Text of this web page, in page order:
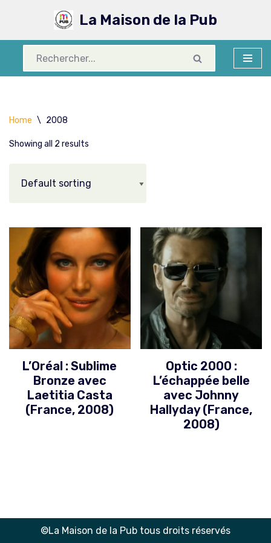
contenu
La Maison de la Pub
Home \ 2008
Showing all 2 results
L’Oréal : Sublime
Bronze avec
Laetitia Casta
(France, 2008)
Optic 2000 :
L’échappée belle
avec Johnny
Hallyday (France,
2008)
©La Maison de la Pub tous droits réservés